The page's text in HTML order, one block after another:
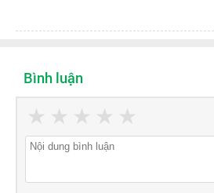
Bình luận
★
★
★
★
★